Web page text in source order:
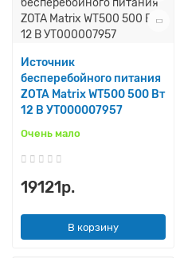
Источник
бесперебойного питания
ZOTA Matrix WT500 500 Вт
12 В УТ000007957
Очень мало
19121р.
В корзину